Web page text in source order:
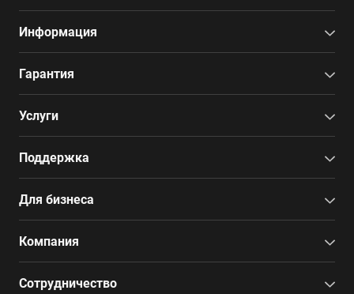
Информация
Гарантия
Услуги
Поддержка
Для бизнеса
Компания
Сотрудничество